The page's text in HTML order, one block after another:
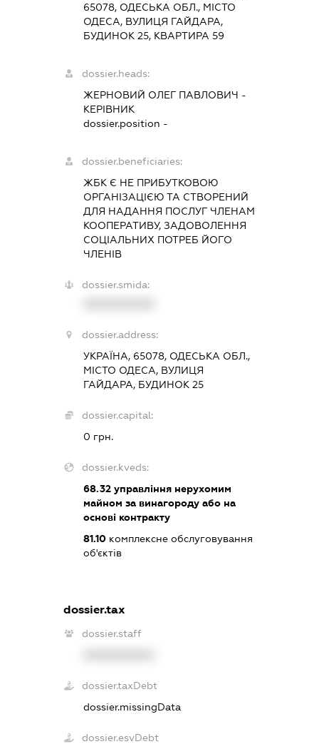
65078, ОДЕСЬКА ОБЛ., МІСТО
ОДЕСА, ВУЛИЦЯ ГАЙДАРА,
БУДИНОК 25, КВАРТИРА 59
dossier.heads:
ЖЕРНОВИЙ ОЛЕГ ПАВЛОВИЧ -
КЕРІВНИК
dossier.position -
dossier.beneficiaries:
ЖБК Є НЕ ПРИБУТКОВОЮ
ОРГАНІЗАЦІЄЮ ТА СТВОРЕНИЙ
ДЛЯ НАДАННЯ ПОСЛУГ ЧЛЕНАМ
КООПЕРАТИВУ, ЗАДОВОЛЕННЯ
СОЦІАЛЬНИХ ПОТРЕБ ЙОГО
ЧЛЕНІВ
dossier.smida:
dossier.address:
УКРАЇНА, 65078, ОДЕСЬКА ОБЛ.,
МІСТО ОДЕСА, ВУЛИЦЯ
ГАЙДАРА, БУДИНОК 25
dossier.capital:
0 грн.
dossier.kveds:
68.32управління нерухомим
майном за винагороду або на
основі контракту
81.10комплексне обслуговування
об'єктів
dossier.tax
dossier.staff
dossier.taxDebt
dossier.missingData
dossier.esvDebt